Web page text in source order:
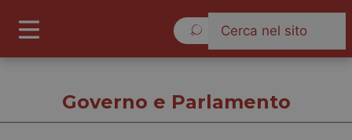
Governo e Parlamento